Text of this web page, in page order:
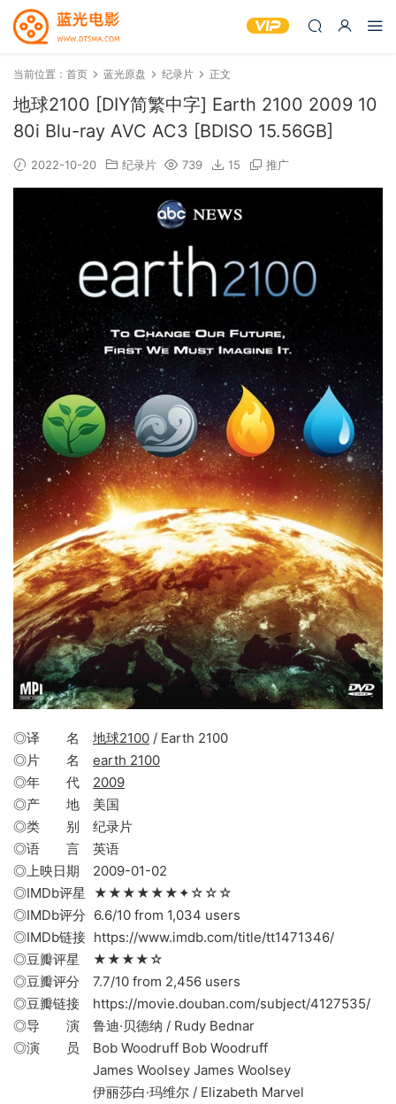
当前位置： 首页 蓝光原盘 纪录片 正文
地球2100 [DIY简繁中字] Earth 2100 2009 10
80i Blu-ray AVC AC3 [BDISO 15.56GB]
2022-10-20 纪录片 739 15 推广
◎译 名 地球2100 / Earth 2100
◎片 名 earth 2100
◎年 代 2009
◎产 地 美国
◎类 别 纪录片
◎语 言 英语
◎上映日期 2009-01-02
◎IMDb评星 ★★★★★★✦☆☆☆
◎IMDb评分 6.6/10 from 1,034 users
◎IMDb链接 https://www.imdb.com/title/tt1471346/
◎豆瓣评星 ★★★★☆
◎豆瓣评分 7.7/10 from 2,456 users
◎豆瓣链接 https://movie.douban.com/subject/4127535/
◎导 演 鲁迪·贝德纳 / Rudy Bednar
◎演 员 Bob Woodruff Bob Woodruff
James Woolsey James Woolsey
伊丽莎白·玛维尔 / Elizabeth Marvel